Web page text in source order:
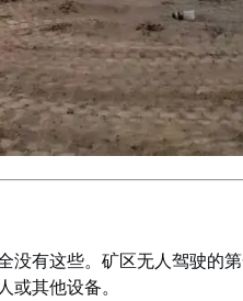
没有这些。矿区无人驾驶
其他设备。